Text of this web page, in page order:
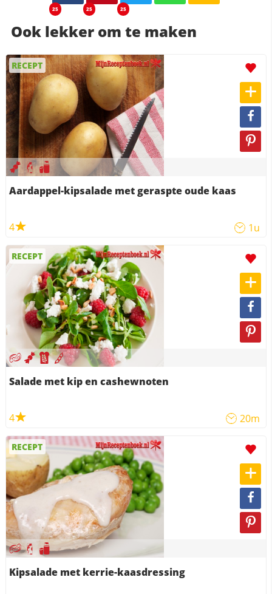
25 25 25
Ook lekker om te maken
RECEPT
Aardappel-kipsalade met geraspte oude kaas
4 1u
RECEPT
Salade met kip en cashewnoten
4 20m
RECEPT
Kipsalade met kerrie-kaasdressing